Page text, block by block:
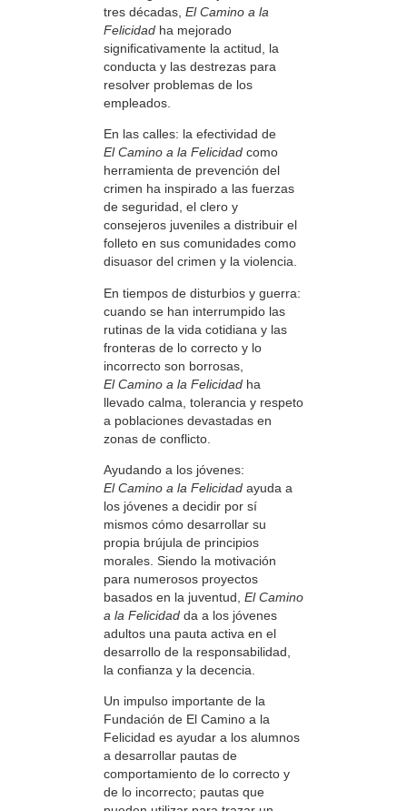
tres décadas, El Camino a la
Felicidad ha mejorado
significativamente la actitud, la
conducta y las destrezas para
resolver problemas de los
empleados.
En las calles: la efectividad de
El Camino a la Felicidad como
herramienta de prevención del
crimen ha inspirado a las fuerzas
de seguridad, el clero y
consejeros juveniles a distribuir el
folleto en sus comunidades como
disuasor del crimen y la violencia.
En tiempos de disturbios y guerra:
cuando se han interrumpido las
rutinas de la vida cotidiana y las
fronteras de lo correcto y lo
incorrecto son borrosas,
El Camino a la Felicidad ha
llevado calma, tolerancia y respeto
a poblaciones devastadas en
zonas de conflicto.
Ayudando a los jóvenes:
El Camino a la Felicidad ayuda a
los jóvenes a decidir por sí
mismos cómo desarrollar su
propia brújula de principios
morales. Siendo la motivación
para numerosos proyectos
basados en la juventud, El Camino
a la Felicidad da a los jóvenes
adultos una pauta activa en el
desarrollo de la responsabilidad,
la confianza y la decencia.
Un impulso importante de la
Fundación de El Camino a la
Felicidad es ayudar a los alumnos
a desarrollar pautas de
comportamiento de lo correcto y
de lo incorrecto; pautas que